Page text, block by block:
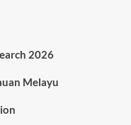
2026
Melayu